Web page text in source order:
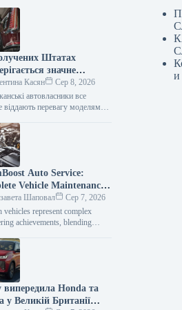
Штатах
значне
популярності
автомобілів.
Касян
Сер 8, 2026
автовласники все
віддають перевагу моделям
преміум-класу. Дані,
J.D. Power за перше…
Auto Service:
Vehicle Maintenance
TuningШаповал
Сер 7, 2026
vehicles represent complex
achievements, blending
electronic management
When searching for specialized
випередила Honda та
у Великій Британії
и